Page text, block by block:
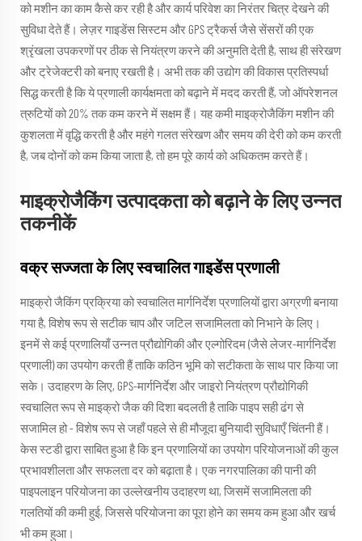
को मशीन का काम कैसे कर रही है और कार्य परिवेश का निरंतर चित्र देखने की
सुविधा देते हैं। लेज़र गाइडेंस सिस्टम और GPS ट्रैकर्स जैसे सेंसरों की एक
श्रृंखला उपकरणों पर ठीक से नियंत्रण करने की अनुमति देती है, साथ ही संरेखण
और ट्रेजेक्टरी को बनाए रखती है। अभी तक की उद्योग की विकास प्रतिस्पर्धा
सिद्ध करती है कि ये प्रणाली कार्यक्षमता को बढ़ाने में मदद करती हैं, जो ऑपरेशनल
त्रुटियों को 20% तक कम करने में सक्षम हैं। यह कमी माइक्रोजैकिंग मशीन की
कुशलता में वृद्धि करती है और महंगे गलत संरेखण और समय की देरी को कम करती
है, जब दोनों को कम किया जाता है, तो हम पूरे कार्य को अधिकतम करते हैं।
माइक्रोजैकिंग उत्पादकता को बढ़ाने के लिए उन्नत
तकनीकें
वक्र सज्जता के लिए स्वचालित गाइडेंस प्रणाली
माइक्रो जैकिंग प्रक्रिया को स्वचालित मार्गनिर्देश प्रणालियों द्वारा अग्रणी बनाया
गया है, विशेष रूप से सटीक चाप और जटिल सजामिलता को निभाने के लिए।
इनमें से कई प्रणालियाँ उन्नत प्रौद्योगिकी और एल्गोरिदम (जैसे लेजर-मार्गनिर्देश
प्रणाली) का उपयोग करती हैं ताकि कठिन भूमि को सटीकता के साथ पार किया जा
सके। उदाहरण के लिए, GPS-मार्गनिर्देश और जाइरो नियंत्रण प्रौद्योगिकी
स्वचालित रूप से माइक्रो जैक की दिशा बदलती है ताकि पाइप सही ढंग से
सजामिल हो - विशेष रूप से जहाँ पहले से ही मौजूदा बुनियादी सुविधाएँ चिंतनी हैं।
केस स्टडी द्वारा साबित हुआ है कि इन प्रणालियों का उपयोग परियोजनाओं की कुल
प्रभावशीलता और सफलता दर को बढ़ाता है। एक नगरपालिका की पानी की
पाइपलाइन परियोजना का उल्लेखनीय उदाहरण था, जिसमें सजामिलता की
गलतियों की कमी हुई, जिससे परियोजना का पूरा होने का समय कम हुआ और खर्च
भी कम हुआ।